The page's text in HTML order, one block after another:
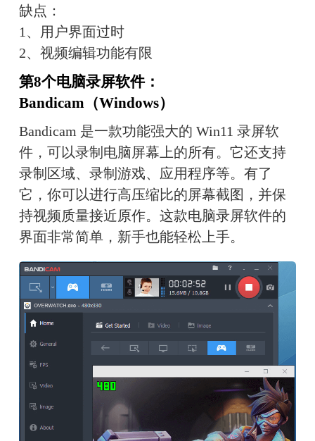
缺点：
1、用户界面过时
2、视频编辑功能有限
第8个电脑录屏软件：
Bandicam（Windows）
Bandicam 是一款功能强大的 Win11 录屏软
件，可以录制电脑屏幕上的所有。它还支持
录制区域、录制游戏、应用程序等。有了
它，你可以进行高压缩比的屏幕截图，并保
持视频质量接近原作。这款电脑录屏软件的
界面非常简单，新手也能轻松上手。